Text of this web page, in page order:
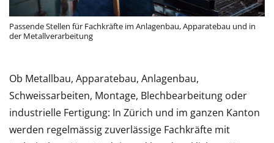
Passende Stellen für Fachkräfte im Anlagenbau, Apparatebau und in
der Metallverarbeitung
Ob Metallbau, Apparatebau, Anlagenbau,
Schweissarbeiten, Montage, Blechbearbeitung oder
industrielle Fertigung: In Zürich und im ganzen Kanton
werden regelmässig zuverlässige Fachkräfte mit